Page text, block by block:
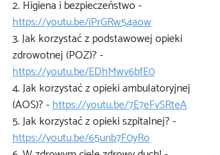
2. Higiena i bezpieczeństwo -
https://youtu.be/iPrGRw54aow
3. Jak korzystać z podstawowej opieki
zdrowotnej (POZ)? -
https://youtu.be/EDhMwv6bfE0
4. Jak korzystać z opieki ambulatoryjnej
(AOS)? - https://youtu.be/7E7eFvSRteA
5. Jak korzystać z opieki szpitalnej? -
https://youtu.be/65unb7F0yRo